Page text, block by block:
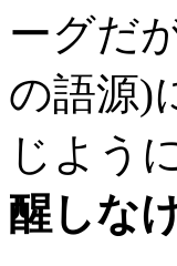
ーグだ
の語源)
じよう
醒しな